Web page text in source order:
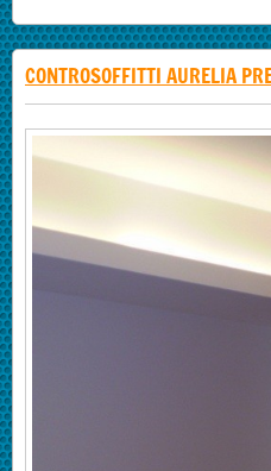
CONTROSOFFITTI AURELIA